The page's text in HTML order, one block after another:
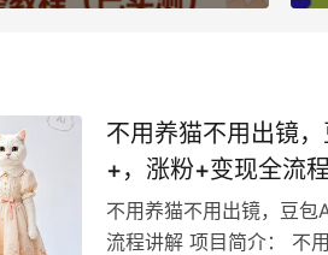
不用养猫不用出镜
+，涨粉+变现全流
不用养猫不用出镜，豆
流程讲解 项目简介： 不